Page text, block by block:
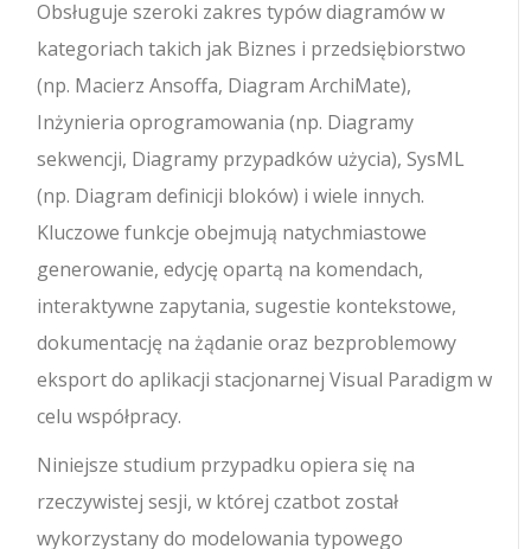
Obsługuje szeroki zakres typów diagramów w
kategoriach takich jak Biznes i przedsiębiorstwo
(np. Macierz Ansoffa, Diagram ArchiMate),
Inżynieria oprogramowania (np. Diagramy
sekwencji, Diagramy przypadków użycia), SysML
(np. Diagram definicji bloków) i wiele innych.
Kluczowe funkcje obejmują natychmiastowe
generowanie, edycję opartą na komendach,
interaktywne zapytania, sugestie kontekstowe,
dokumentację na żądanie oraz bezproblemowy
eksport do aplikacji stacjonarnej Visual Paradigm w
celu współpracy.
Niniejsze studium przypadku opiera się na
rzeczywistej sesji, w której czatbot został
wykorzystany do modelowania typowego